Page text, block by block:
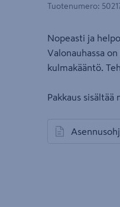
Tuotenumero:
Nopeasti ja
Valonauhassa
kulmakääntö.
Pakkaus sisältää
avautuu uuteen